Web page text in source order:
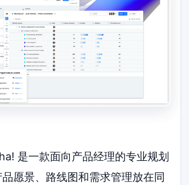
是一款面向产品经理的专业规划
愿景、路线图和需求管理放在同